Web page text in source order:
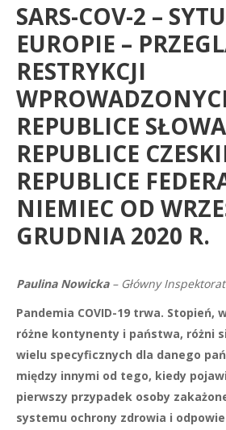
SARS-COV-2 –
EUROPIE –
RESTRYKCJI
REPUBLICE
REPUBLICE
REPUBLICE
NIEMIEC OD
GRUDNIA 2020 R.
Paulina Nowicka– Główny
Pandemia COVID-19 trwa. Stopień,
różne kontynenty i państwa, różni
wielu specyficznych dla danego
między innymi od tego, kiedy
pierwszy przypadek osoby
systemu ochrony zdrowia i